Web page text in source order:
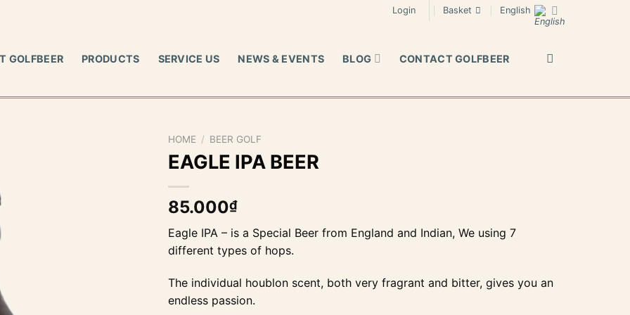
Login Basket English
GOLFBEER PRODUCTS SERVICE US NEWS & EVENTS BLOG CONTACT GOLFBEER
HOME / BEER GOLF
EAGLE IPA BEER
85.000₫
Eagle IPA – is a Special Beer from England and Indian, We using 7
different types of hops.
The individual houblon scent, both very fragrant and bitter, gives you an
endless passion.